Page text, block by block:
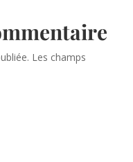
Les champs